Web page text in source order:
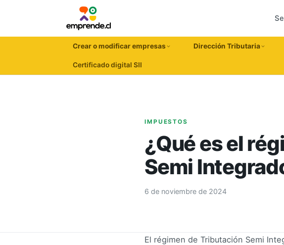
Crear o modificar empresas Dirección Tributaria
Certificado digital SII
IMPUESTOS
¿Qué es el
Semi
6 de noviembre de 2024
El régimen de Tributación Semi